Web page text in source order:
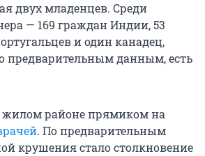
двух младенцев. Среди
— 169 граждан Индии, 53
и один канадец,
предварительным данным, есть
жилом районе прямиком на
. По предварительным
крушения стало столкновение